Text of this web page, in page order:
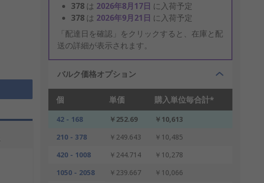
378 は 2026年8月17日 に入荷予定
378 は 2026年9月21日 に入荷予定
「配達日を確認」をクリックすると、在庫と配
送の詳細が表示されます。
バルク価格オプション
個 単価 購入単位毎合計*
42 - 168 ￥252.69
￥10,613
210 - 378
￥249.643
￥10,485
420 - 1008
￥244.714
￥10,278
1050 - 2058
￥239.667
￥10,066